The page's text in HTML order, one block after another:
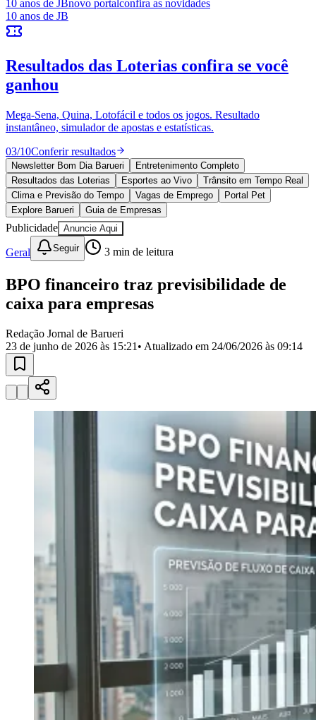
Cinema & Shows
JogosNovo
Anuncie no Portal
Cadastrar Empresa
Divulgar Vagas
Política
Esportes
Saúde
Segurança
Cultura
Meio Ambiente
Obras
Educação
Bairros de Barueri
Selecione sua regiãoPara notícias da sua região
JubranBelvalBethavilleBoa
VistaCalifórnia CarapicuíbaCentroChácaras MarcoCidades da
Região
Militar
Califórnia Jardim dos Altos
Esperança Jardim Graziela
Jardim Paulista
Jardim São SilvestreJardim Silveira
Nova Aldeinha Osasco Parque dos
Parque Santa LuziaParque VianaPirapora
Recanto Phrynéa
Santana de
Vale do SolVila BarrosVila Boa VistaVila
Vila MárciaVila Nossa Sra. da
Anuncie no Portal
Guia de Empresas
Divulgar VagasNovo
Publicidade Legal
Negócios Regionais
Turismo
Segurança Regional
Hospitais Estaduais
Parques & Represas
Santana de Parnaíba
OsascoCarapicuíbaJandira Itapevi
AraçariguamaCajamar
Franco da
10 anos de JBnovo portalconfira as novidades
10 anos de JB
Resultados das Loterias confira se você
ganhou
Mega-Sena, Quina, Lotofácil e todos os jogos. Resultado
instantâneo, simulador de apostas e estatísticas.
03/10Conferir resultados
Newsletter Bom Dia Barueri
Entretenimento Completo
Resultados das Loterias
Esportes ao Vivo
Trânsito em Tempo Real
Clima e Previsão do Tempo
Vagas de Emprego
Portal Pet
Explore Barueri
Guia de Empresas
Publicidade Anuncie Aqui
Geral Seguir 3 min de leitura
BPO financeiro traz previsibilidade de
caixa para empresas
Redação Jornal de Barueri
23 de junho de 2026 às 15:21 • Atualizado em 24/06/2026 às 09:14